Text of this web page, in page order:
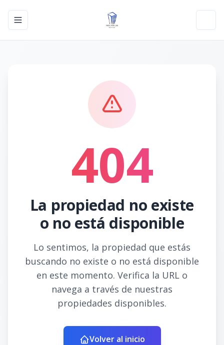
Toggle navigation menu
404
La propiedad no existe
o no está disponible
Lo sentimos, la propiedad que estás
buscando no existe o no está disponible
en este momento. Verifica la URL o
navega a través de nuestras
propiedades disponibles.
Volver al inicio